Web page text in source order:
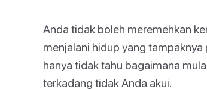
Anda tidak boleh meremehkan
menjalani hidup yang
hanya tidak tahu bagaimana
terkadang tidak Anda akui.